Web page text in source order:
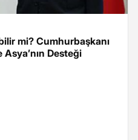
mi? Cumhurbaşkanı
Asya’nın Desteği